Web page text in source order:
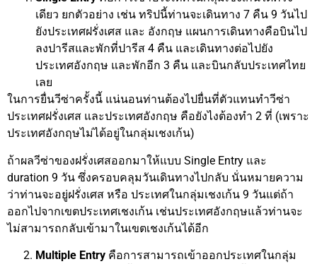
เดียว ยกตัวอย่าง เช่น ทริปนี้ท่านจะเดินทาง 7 คืน 9 วันไป
ยังประเทศฝรั่งเศส และ อังกฤษ แผนการเดินทางคือบินไป
ลงปารีสและพักที่ปารีส 4 คืน และเดินทางต่อไปยัง
ประเทศอังกฤษ และพักอีก 3 คืน และบินกลับประเทศไทย
เลย
ในการยื่นวีซ่าครั้งนี้ แน่นอนท่านต้องไปยื่นที่ตัวแทนทำวีซ่า
ประเทศฝรั่งเศส และประเทศอังกฤษ คือยังไงต้องทำ 2 ที่ (เพราะ
ประเทศอังกฤษไม่ได้อยู่ในกลุ่มเชงเก้น)
ถ้าผลวีซ่าของฝรั่งเศสออกมาให้แบบ Single Entry และ
duration 9 วัน ซึ่งครอบคลุมวันเดินทางไปกลับ นั่นหมายความ
ว่าท่านจะอยู่ฝรั่งเศส หรือ ประเทศในกลุ่มเชงเก้น 9 วันแต่ถ้า
ออกไปจากเขตประเทศเชงเก้น เช่นประเทศอังกฤษแล้วท่านจะ
ไม่สามารถกลับเข้ามาในเขตเชงเก้นได้อีก
Multiple Entry คือการสามารถเข้าออกประเทศในกลุ่ม